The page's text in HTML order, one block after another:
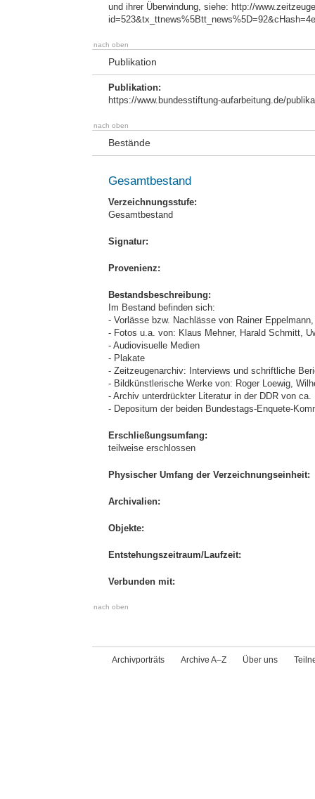
und ihrer Überwindung, siehe: http://
nach oben
Publikation
Publikation:
https://www.bundesstiftung-aufarbeitung.de/
nach oben
Bestände
Gesamtbestand
Verzeichnungsstufe:
Gesamtbestand
Signatur:
Provenienz:
Bestandsbeschreibung:
Im Bestand befinden sich:
- Vorlässe bzw. Nachlässe von Rainer
- Fotos u.a. von: Klaus Mehner, Harald Schmitt,
- Audiovisuelle Medien
- Plakate
- Zeitzeugenarchiv: Interviews und schriftliche
- Bildkünstlerische Werke von: Roger Loewig,
- Archiv unterdrückter Literatur in der DDR von ca.
- Depositum der beiden Bundestags-Enquete-
Erschließungsumfang:
teilweise erschlossen
Physischer Umfang der Verzeichnungseinheit:
Archivalien:
Objekte:
Entstehungszeitraum/Laufzeit:
Verbunden mit:
nach oben
Archivporträts Archive A–Z Über uns